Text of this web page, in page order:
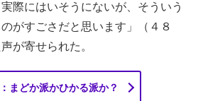
際にはいそうにないが、そういう
がすごさだと思います」（４８
が寄せられた。
まどか派かひかる派か？